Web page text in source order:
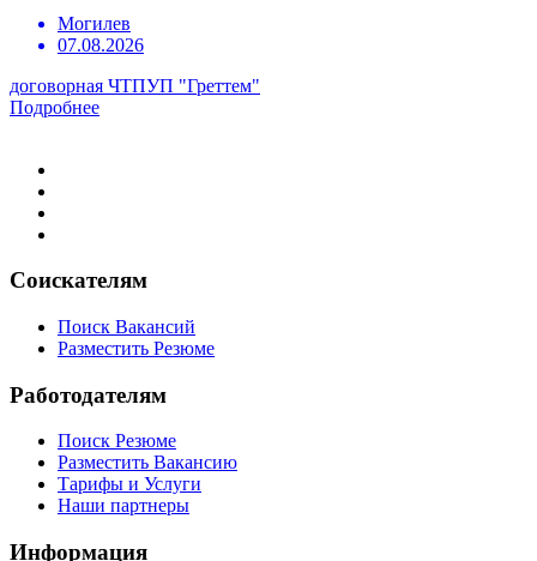
Могилев
07.08.2026
договорная ЧТПУП "Греттем"
Подробнее
Соискателям
Поиск Вакансий
Разместить Резюме
Работодателям
Поиск Резюме
Разместить Вакансию
Тарифы и Услуги
Наши партнеры
Информация